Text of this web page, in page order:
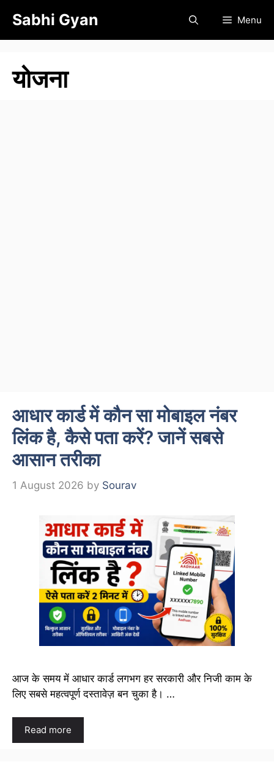
content
Sabhi Gyan Menu
योजना
आधार कार्ड में कौन सा मोबाइल नंबर
लिंक है, कैसे पता करें? जानें सबसे
आसान तरीका
1 August 2026 by Sourav
आज के समय में आधार कार्ड लगभग हर सरकारी और निजी काम के
लिए सबसे महत्वपूर्ण दस्तावेज़ बन चुका है। …
Read more